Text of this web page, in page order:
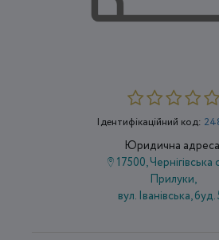
Ідентифікаційний код:
Юридична
17500, Чернігівська
Прилуки,
вул. Іванівська, буд.